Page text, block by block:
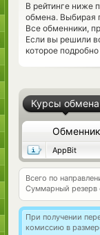
В рейтинге ниже
обмена. Выбирая
Все обменники,
Если вы решили
которое
Курсы обмена
Обменник
AppBit
Всего по
Суммарный резерв
При получении
комиссию в